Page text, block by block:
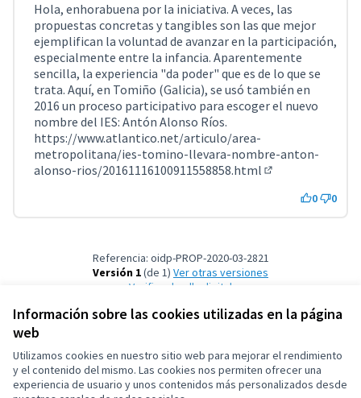
Información sobre las cookies utilizadas en la página
web
Utilizamos cookies en nuestro sitio web para mejorar el rendimiento
y el contenido del mismo. Las cookies nos permiten ofrecer una
experiencia de usuario y unos contenidos más personalizados desde
Hola, enhorabuena por la iniciativa. A veces, las
propuestas concretas y tangibles son las que mejor
ejemplifican la voluntad de avanzar en la participación,
especialmente entre la infancia. Aparentemente
sencilla, la experiencia "da poder" que es de lo que se
trata. Aquí, en Tomiño (Galicia), se usó también en
2016 un proceso participativo para escoger el nuevo
nombre del IES: Antón Alonso Ríos.
https://www.atlantico.net/articulo/area-
metropolitana/ies-tomino-llevara-nombre-anton-
alonso-rios/20161116100911558858.html
0 0
Referencia: oidp-PROP-2020-03-2821
Versión 1(de 1)
ver otras versiones
Verificar huella digital
Términos y condiciones de uso
Configuración de cookies
OIDP en X
(Enlace externo)
OIDP en Facebook
(Enlace externo)
OIDP en YouTube
(Enlace externo)
Castellano